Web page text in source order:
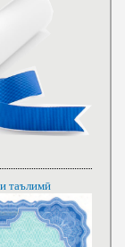
таълимӣ